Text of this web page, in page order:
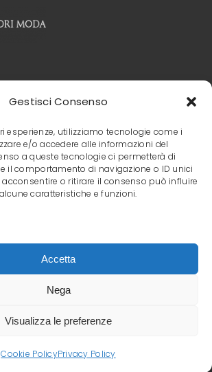
Gestisci Consenso
esperienze, utilizziamo tecnologie come i
e/o accedere alle informazioni del
a queste tecnologie ci permetterà di
il comportamento di navigazione o ID unici
acconsentire o ritirare il consenso può influire
caratteristiche e funzioni.
Accetta
Nega
Visualizza le preferenze
Cookie PolicyPrivacy Policy
Carpi
COOKIE POLICY
Srl • P. Iva 03025610365 • Diritti